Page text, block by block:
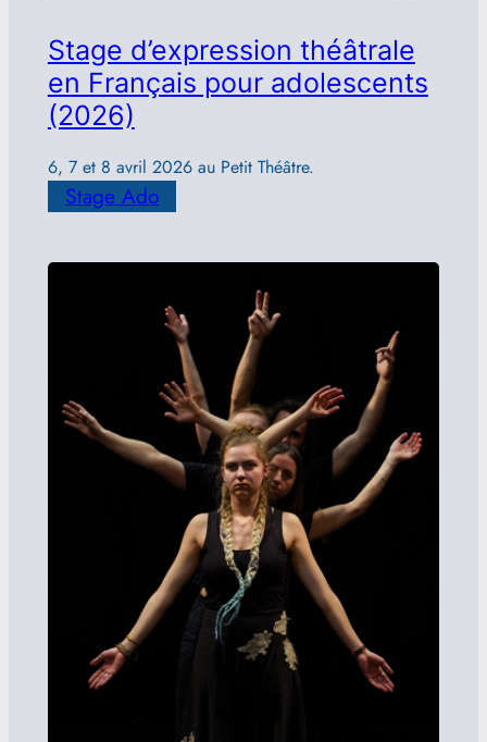
Stage d’expression théâtrale
en Français pour adolescents
(2026)
6, 7 et 8 avril 2026 au Petit Théâtre.
Stage Ado